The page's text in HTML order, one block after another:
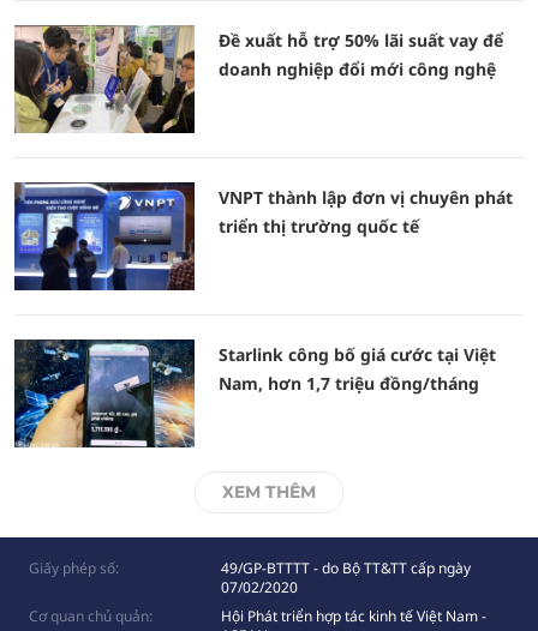
Đề xuất hỗ trợ 50% lãi suất vay để
doanh nghiệp đổi mới công nghệ
VNPT thành lập đơn vị chuyên phát
triển thị trường quốc tế
Starlink công bố giá cước tại Việt
Nam, hơn 1,7 triệu đồng/tháng
XEM THÊM
Giấy phép số:
49/GP-BTTTT - do Bộ TT&TT cấp ngày
07/02/2020
Cơ quan chủ quản:
Hội Phát triển hợp tác kinh tế Việt Nam -